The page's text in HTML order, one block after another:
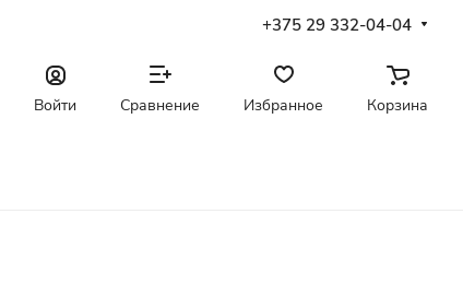
+375 29 332-04-04
Войти Сравнение Избранное Корзина